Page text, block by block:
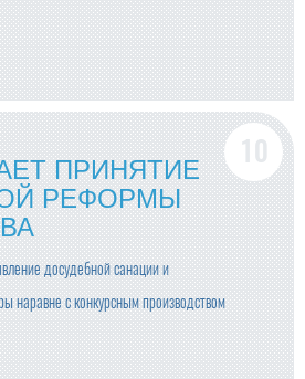
ПРИНЯТИЕ
РЕФОРМЫ
досудебной санации и
наравне с конкурсным производством